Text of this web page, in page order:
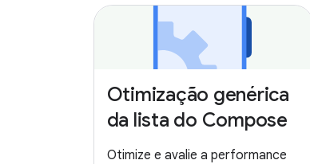
Otimização genérica
da lista do Compose
Otimize e avalie a performance